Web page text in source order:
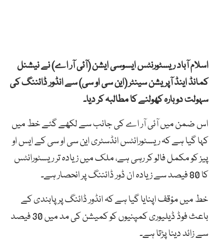
اسلام آباد ریسٹورنٹس ایسوسی ایشن (آئی آر اے) نے نیشنل
کمانڈ اینڈ آپریشن سینٹر (این سی او سی) سے انڈور ڈائننگ کی
سہولت دوبارہ کھولنے کا مطالبہ کر دیا۔
اس ضمن میں آئی آر اے کی جانب سے لکھے گئے خط میں
کہا گیا ہے کہ ریسٹورانٹس انڈسٹری این سی او سی کے ایس او
پیز کو مکمل فالو کر رہی ہے، ملک میں زیادہ تر ریسٹورانٹس
کا 80 فیصد سے زیادہ ان ڈور ڈائننگ پر انحصار ہے۔
خط میں مؤقف اپنایا گیا ہے کہ انڈور ڈائنگ پر پابندی کے
باعث فوڈ ڈیلیوری کمپنیوں کو کمیشن کی مد میں 30 فیصد
سے زائد دینا پڑتا ہے۔